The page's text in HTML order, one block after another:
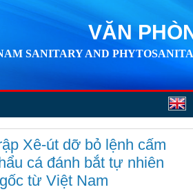
VĂN
SANITARY AND
Xê-út dỡ bỏ lệnh cấm
cá đánh bắt tự nhiên
từ Việt Nam